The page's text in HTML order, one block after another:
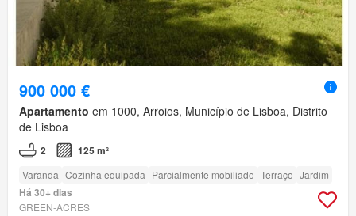
900 000 €
Apartamento em 1000, Arroios, Município de Lisboa, Distrito
de Lisboa
2 125 m²
Varanda Cozinha equipada Parcialmente mobiliado Terraço Jardim
Há 30+ dias
GREEN-ACRES